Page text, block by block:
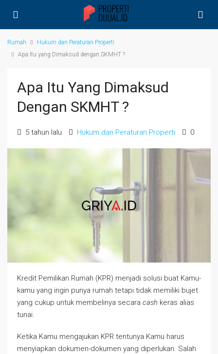
Rumah
Hukum dan Peraturan Properti
Apa Itu yang Dimaksud dengan SKMHT ?
Apa Itu Yang Dimaksud
Dengan SKMHT ?
5 tahun lalu Hukum dan Peraturan Properti 0
Kredit Pemilikan Rumah (KPR) menjadi solusi buat Kamu-
kamu yang ingin punya rumah tetapi tidak memiliki bujet
yang cukup untuk membelinya secara cash keras alias
tunai.
Ketika Kamu mengajukan KPR tentunya Kamu harus
menyiapkan dokumen-dokumen yang diperlukan. Salah